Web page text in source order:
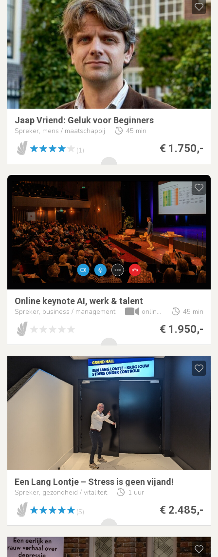
Jaap Vriend: Geluk voor Beginners
Spreker, mens / maatschappij 45 min
€ 1.750,-
(1)
Online keynote AI, werk & talent
Spreker, business / management online optreden 45 min
€ 1.950,-
Een Lang Lontje – Stress is geen vijand!
Spreker, gezondheid / vitaliteit 1 uur
€ 2.485,-
(5)